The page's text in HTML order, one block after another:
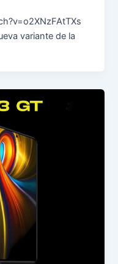
variante de la